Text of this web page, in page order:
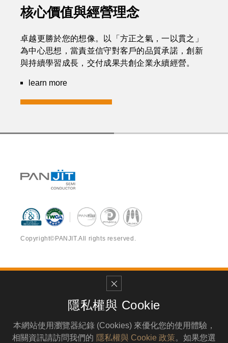
核心價值與經營理念
卓越更勝於您的想像。以「方正之氣，一以貫之」
為中心思想，當責並信守對客戶的品質承諾，創新
與持續學習成長，交付成果共創企業永續經營。
learn more
隱私權與 Cookie
本網站使用瀏覽器紀錄 (Cookies) 來優化您的使用體驗，
相關資訊請訪問我們的 隱私權與 Cookie 政策。如果您選
Copyright©PANJIT.All rights reserved.
82841 高雄市永安區永工一路17-2號
MAIL service@pynmax.com.tw